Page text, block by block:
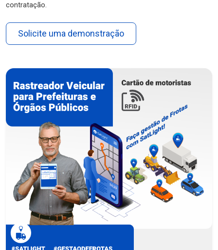
contratação.
Solicite uma demonstração